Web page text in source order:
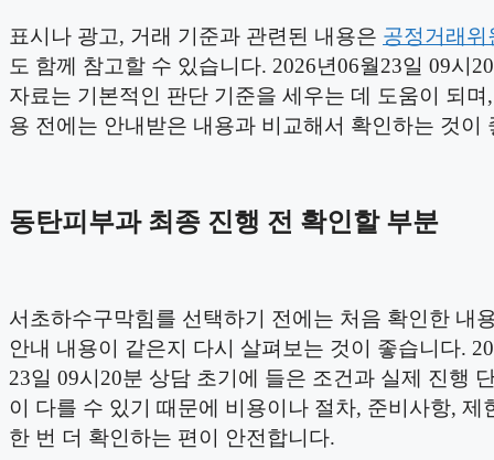
표시나 광고, 거래 기준과 관련된 내용은 공정거래위
도 함께 참고할 수 있습니다. 2026년06월23일 09시
자료는 기본적인 판단 기준을 세우는 데 도움이 되며
용 전에는 안내받은 내용과 비교해서 확인하는 것이
동탄피부과 최종 진행 전 확인할 부분
서초하수구막힘를 선택하기 전에는 처음 확인한 내
안내 내용이 같은지 다시 살펴보는 것이 좋습니다.
23일 09시20분 상담 초기에 들은 조건과 실제 진행
이 다를 수 있기 때문에 비용이나 절차, 준비사항, 제
한 번 더 확인하는 편이 안전합니다.